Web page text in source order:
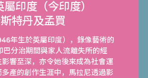
印度（今印度）
特丹及孟買
年生於英屬印度），錄像藝術的
巴分治期間與家人流離失所的經
響至深，亦令她後來成為社會運
產的創作生涯中，馬拉尼透過影